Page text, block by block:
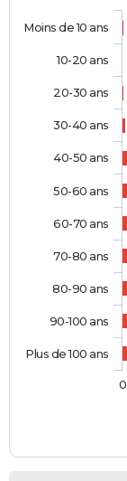
Moins de 10 ans
10-20 ans
20-30 ans
30-40 ans
40-50 ans
50-60 ans
60-70 ans
70-80 ans
80-90 ans
90-100 ans
Plus de 100 ans
0